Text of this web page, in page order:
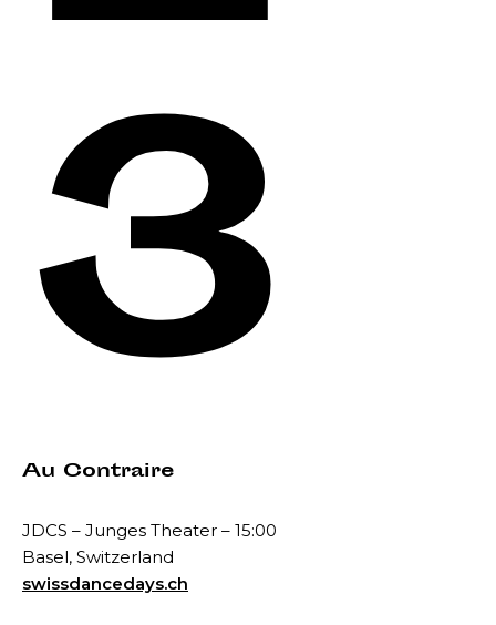
3
Au Contraire
JDCS – Junges Theater – 15:00
Basel, Switzerland
swissdancedays.ch